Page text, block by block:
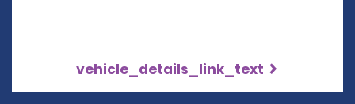
vehicle_details_link_text